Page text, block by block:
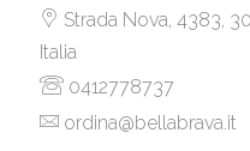
Strada Nova, 4383,
Italia
0412778737
ordina@bellabrava.it